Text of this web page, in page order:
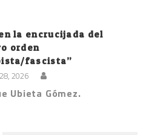
la encrucijada del
orden
fascista”
2026
Ubieta Gómez.